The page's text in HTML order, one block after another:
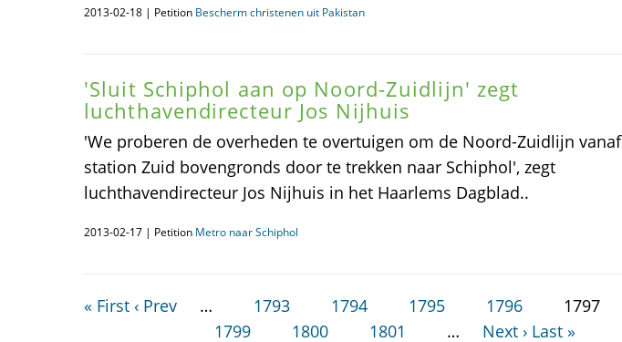
2013-02-18 | Petition Bescherm christenen uit Pakistan
'Sluit Schiphol aan op Noord-Zuidlijn' zegt
luchthavendirecteur Jos Nijhuis
'We proberen de overheden te overtuigen om de Noord-Zuidlijn vanaf
station Zuid bovengronds door te trekken naar Schiphol', zegt
luchthavendirecteur Jos Nijhuis in het Haarlems Dagblad..
2013-02-17 | Petition Metro naar Schiphol
« First ‹ Prev … 1793 1794 1795 1796 1797
1799
1800 1801 … Next › Last »